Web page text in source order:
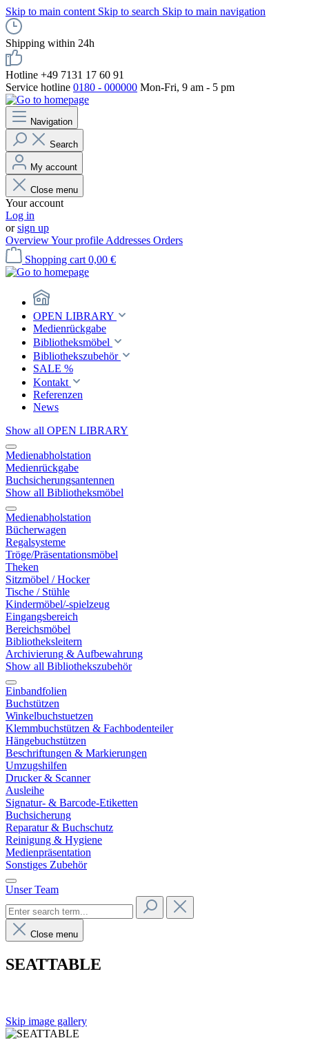
Skip to main content Skip to search Skip to main navigation
Shipping within 24h
Hotline +49 7131 17 60 91
Service hotline 0180 - 000000 Mon-Fri, 9 am - 5 pm
Navigation
Search
My account
Close menu
Your account
Log in
orsign up
OverviewYour profile Addresses Orders
Shopping cart 0,00 €
OPEN LIBRARY
Medienrückgabe
Bibliotheksmöbel
Bibliothekszubehör
SALE %
Kontakt
Referenzen
News
Show all OPEN LIBRARY
Medienabholstation
Medienrückgabe
Buchsicherungsantennen
Show all Bibliotheksmöbel
Medienabholstation
Bücherwagen
Regalsysteme
Tröge/Präsentationsmöbel
Theken
Sitzmöbel / Hocker
Tische / Stühle
Kindermöbel/-spielzeug
Eingangsbereich
Bereichsmöbel
Bibliotheksleitern
Archivierung & Aufbewahrung
Show all Bibliothekszubehör
Einbandfolien
Buchstützen
Winkelbuchstuetzen
Klemmbuchstützen & Fachbodenteiler
Hängebuchstützen
Beschriftungen & Markierungen
Umzugshilfen
Drucker & Scanner
Ausleihe
Signatur- & Barcode-Etiketten
Buchsicherung
Reparatur & Buchschutz
Reinigung & Hygiene
Medienpräsentation
Sonstiges Zubehör
Unser Team
Close menu
SEATTABLE
Skip image gallery